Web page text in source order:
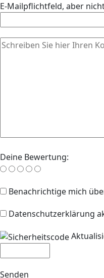
E-Mailpflichtfeld, aber
Deine Bewertung:
Benachrichtige mich
Datenschutzerklärung
Senden